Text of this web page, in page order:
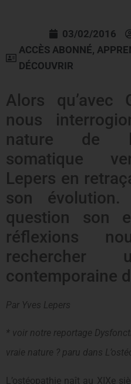
03/02/2016
ACCÈS ABONNÉ,
DÉCOUVRIR
Alors qu’avec
nous
nature de
somatique
Lepers en
son
question son
réflexions
rechercher
contemporaine
Par Yves Lepers
* voir notre reportage
vraie nature ? paru dans
L’ostéopathie naît au XIXe